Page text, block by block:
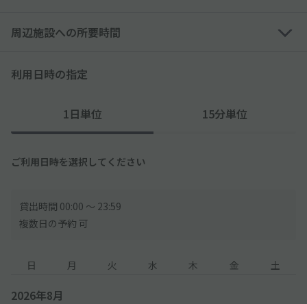
◆他の空スペースは別契約者様のスペースとなりますので、必ず
◆駐車場後方には畑がございます。栽培用スペースに当たらない
─────────────
◇住宅街にあるので、周辺の住民・対向車・騒音などにはご注意
◇駐車場周辺には学校がございます。登校・下校時の学生にご注
意ください。
周辺施設への所要時間
利用日時の指定
1日単位 15分単位
ご利用日時を選択してください
貸出時間 00:00 〜 23:59
複数日の予約 可
日 月 火 水 木 金 土
2026年8月